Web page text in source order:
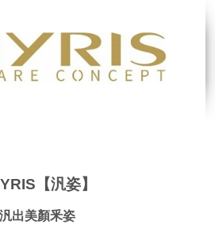
【汎姿】
汎出美顏釆姿